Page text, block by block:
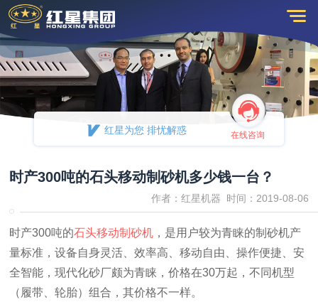
红星为您 排忧解惑 在线咨询
时产300吨的石头移动制砂机多少钱一台？
作者：红星机器 时间：2019-08-06
时产300吨的石头移动制砂机 ，是用户较为青睐的制砂机产
量标准，设备自身灵活、效率高、移动自由、操作便捷、安
全智能，现代化砂厂颇为青睐，价格在30万起，不同机型
（履带、轮胎）组合，其价格不一样。